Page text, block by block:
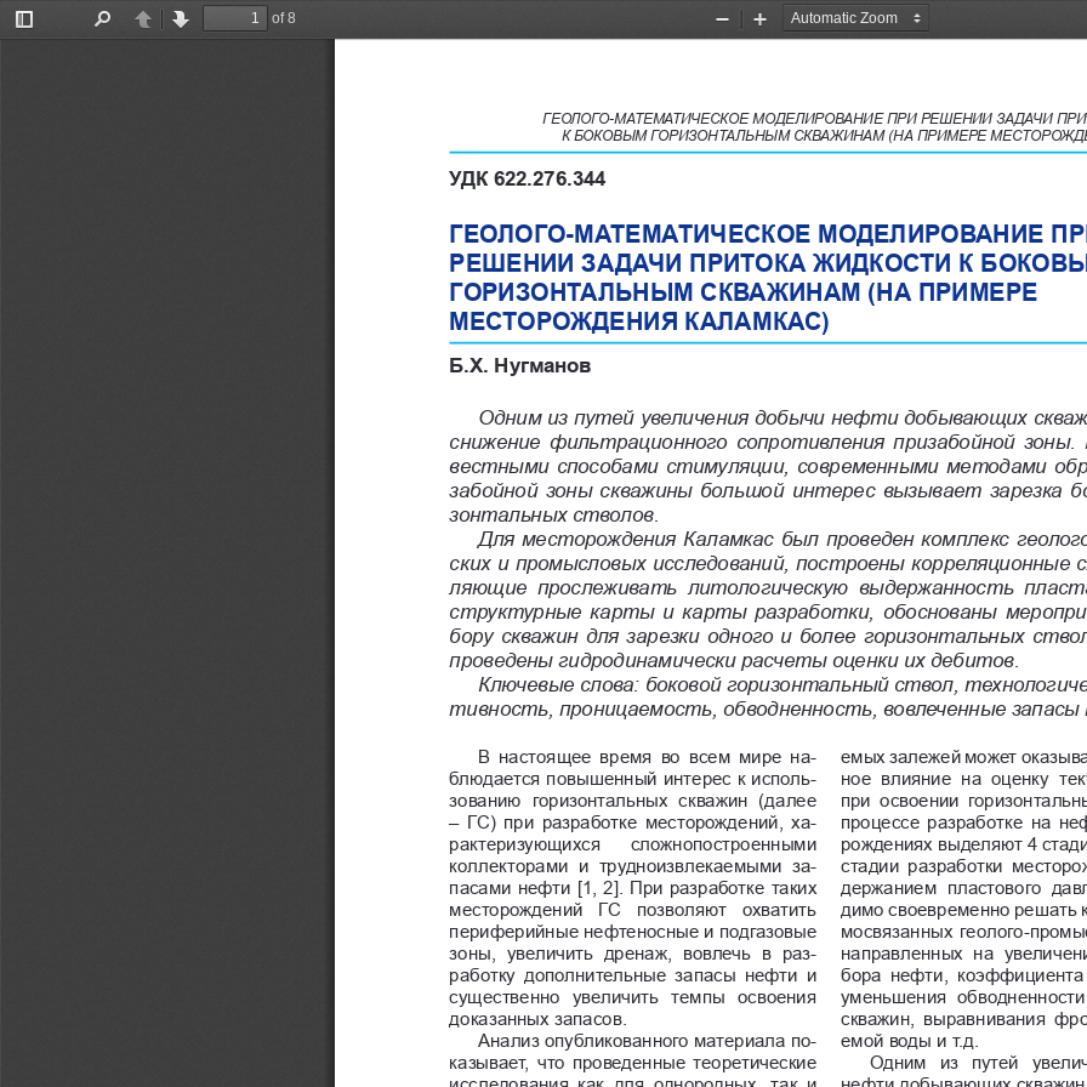
Toggle
PreviousNext
of 8
Zoom
Zoom
УДК 622.276.344
ГЕОЛОГО-МАТЕМАТИЧЕСКОЕ МОДЕЛИРОВАНИЕ
РЕШЕНИИ ЗАДАЧИ ПРИТОКА ЖИДКОСТИ К
ГОРИЗОНТАЛЬНЫМ СКВАЖИНАМ (НА ПРИМЕРЕ
МЕСТОРОЖДЕНИЯ КАЛАМКАС)
Б.Х. Нугманов
Одним из путей увеличения добычи нефти добывающих
снижение фильтрационного сопротивления призабойной зоны.
вестными способами стимуляции, современными методами
забойной зоны скважины большой интерес вызывает зарезка
зонтальных стволов.
Для месторождения Каламкас был проведен комплекс
ских и промысловых исследований, построены корреляционные
ляющие  прослеживать  литологическую  выдержанность
структурные карты и карты разработки, обоснованы
бору скважин для зарезки одного и более горизонтальных
проведены гидродинамически расчеты оценки их дебитов.
Ключевые слова: боковой горизонтальный ствол,
тивность, проницаемость, обводненность, вовлеченные
В  настоящее  время  во  всем  мире  на-
блюдается повышенный интерес к исполь-
зованию  горизонтальных  скважин  (далее
– ГС) при разработке месторождений, ха-
рактеризующихся   сложнопостроенными
коллекторами  и  трудноизвлекаемыми  за-
пасами нефти [1, 2]. При разработке таких
месторождений  ГС  позволяют  охватить
периферийные нефтеносные и подгазовые
зоны,  увеличить  дренаж,  вовлечь  в  раз-
работку  дополнительные  запасы  нефти  и
существенно  увеличить  темпы  освоения
доказанных запасов.
Анализ опубликованного материала по-
казывает, что проведенные теоретические
емых залежей может
ное  влияние  на  оценку
при  освоении
процессе разработке на
рождениях выделяют 4
стадии  разработки
держанием  пластового
димо своевременно решать
мосвязанных геолого-
направленных  на
бора  нефти,  коэффициента
уменьшения
скважин,  выравнивания
емой воды и т.д.
Одним  из  путей
ГЕОЛОГО-МАТЕМАТИЧЕСКОЕ МОДЕЛИРОВАНИЕ ПРИ РЕШЕНИИ ЗАДАЧИ
К БОКОВЫМ ГОРИЗОНТАЛЬНЫМ СКВАЖИНАМ (НА ПРИМЕРЕ